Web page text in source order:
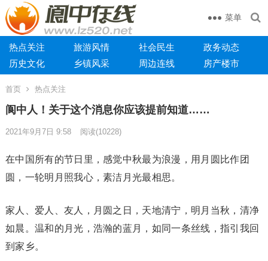
菜单
热点关注 旅游风情 社会民生
政务动态
历史文化
乡镇风采 周边连线 房产楼市
首页 热点关注
阆中人！关于这个消息你应该提前知道……
2021年9月7日 9:58 阅读(10228)
在中国所有的节日里，感觉中秋最为浪漫，用月圆比作团
圆，一轮明月照我心，素洁月光最相思。
家人、爱人、友人，月圆之日，天地清宁，明月当秋，清净
如晨。温和的月光，浩瀚的蓝月，如同一条丝线，指引我回
到家乡。